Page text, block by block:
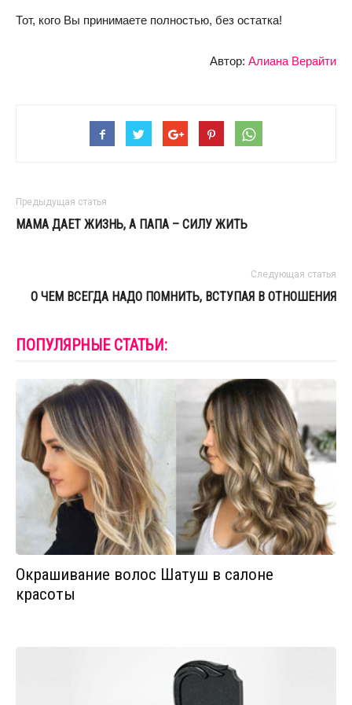
Тот, кого Вы принимаете полностью, без остатка!
Автор: Алиана Верайти
Предыдущая статья
МАМА ДАЕТ ЖИЗНЬ, А ПАПА – СИЛУ ЖИТЬ
Следующая статья
О ЧЕМ ВСЕГДА НАДО ПОМНИТЬ, ВСТУПАЯ В ОТНОШЕНИЯ
ПОПУЛЯРНЫЕ СТАТЬИ:
Окрашивание волос Шатуш в салоне
красоты